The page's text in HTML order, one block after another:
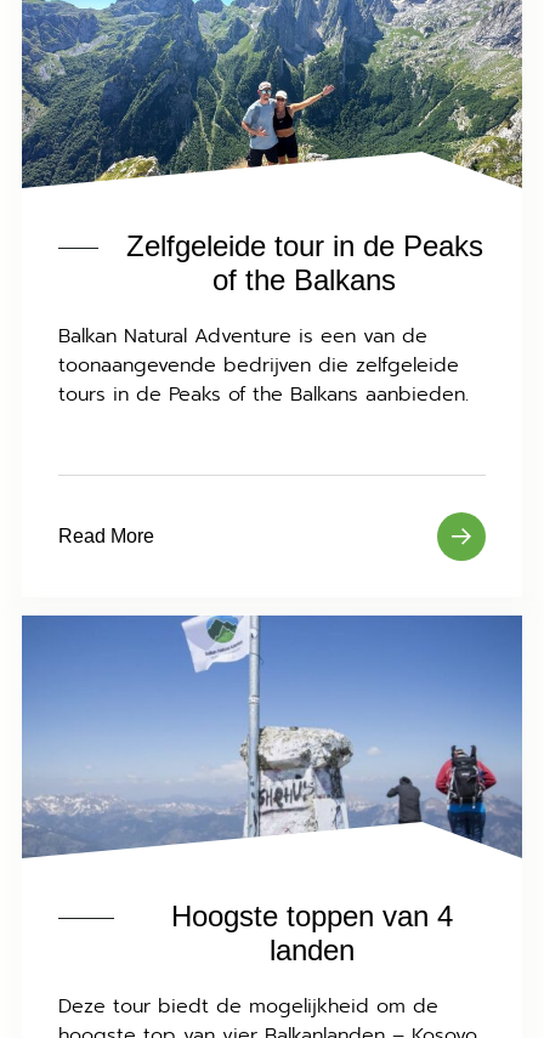
Zelfgeleide tour in de Peaks
of the Balkans
Balkan Natural Adventure is een van de
toonaangevende bedrijven die zelfgeleide
tours in de Peaks of the Balkans aanbieden.
Read More
Hoogste toppen van 4
landen
Deze tour biedt de mogelijkheid om de